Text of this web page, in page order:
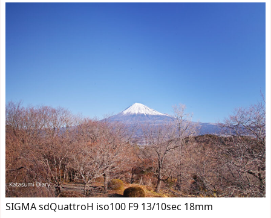
SIGMA sdQuattroH iso100 F9 13/10sec 18mm